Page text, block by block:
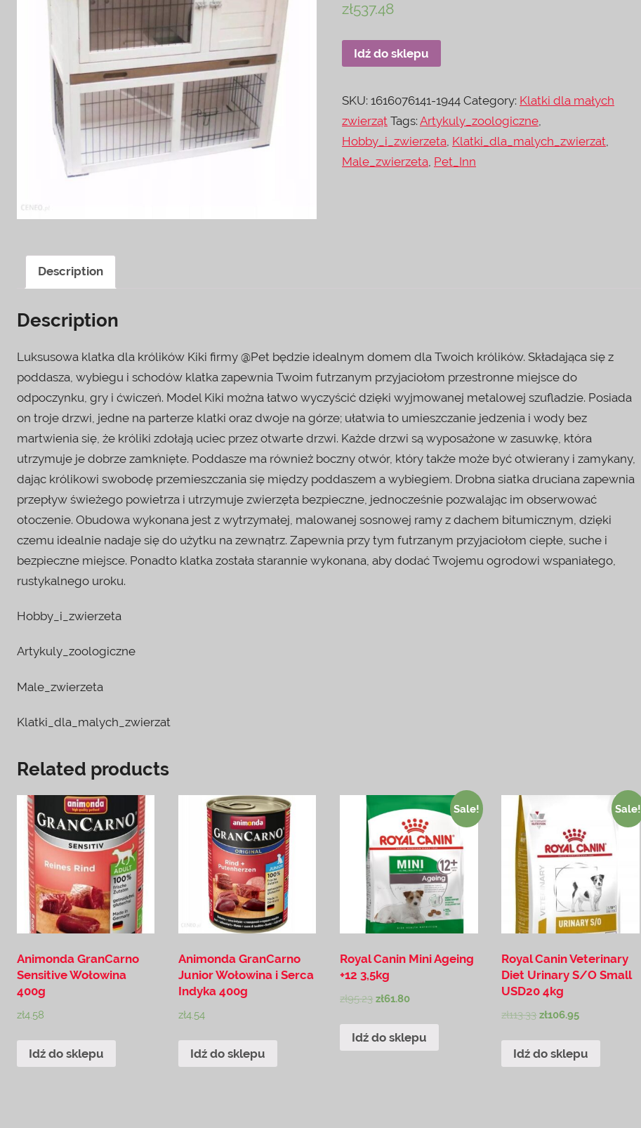
zł537.48
Idź do sklepu
SKU:1616076141-1944 Category: Klatki dla małych
zwierząt Tags:Artykuly_zoologiczne,
Hobby_i_zwierzeta, Klatki_dla_malych_zwierzat,
Male_zwierzeta, Pet_Inn
Description
Description
Luksusowa klatka dla królików Kiki firmy @Pet będzie idealnym domem dla Twoich królików. Składająca się z
poddasza, wybiegu i schodów klatka zapewnia Twoim futrzanym przyjaciołom przestronne miejsce do
odpoczynku, gry i ćwiczeń. Model Kiki można łatwo wyczyścić dzięki wyjmowanej metalowej szufladzie. Posiada
on troje drzwi, jedne na parterze klatki oraz dwoje na górze; ułatwia to umieszczanie jedzenia i wody bez
martwienia się, że króliki zdołają uciec przez otwarte drzwi. Każde drzwi są wyposażone w zasuwkę, która
utrzymuje je dobrze zamknięte. Poddasze ma również boczny otwór, który także może być otwierany i zamykany,
dając królikowi swobodę przemieszczania się między poddaszem a wybiegiem. Drobna siatka druciana zapewnia
przepływ świeżego powietrza i utrzymuje zwierzęta bezpieczne, jednocześnie pozwalając im obserwować
otoczenie. Obudowa wykonana jest z wytrzymałej, malowanej sosnowej ramy z dachem bitumicznym, dzięki
czemu idealnie nadaje się do użytku na zewnątrz. Zapewnia przy tym futrzanym przyjaciołom ciepłe, suche i
bezpieczne miejsce. Ponadto klatka została starannie wykonana, aby dodać Twojemu ogrodowi wspaniałego,
rustykalnego uroku.
Hobby_i_zwierzeta
Artykuly_zoologiczne
Male_zwierzeta
Klatki_dla_malych_zwierzat
Related products
Animonda GranCarno
Sensitive Wołowina
400g
zł4.58
Idź do sklepu
Animonda GranCarno
Junior Wołowina i Serca
Indyka 400g
zł4.54
Idź do sklepu
Sale!
Royal Canin Mini Ageing
+12 3,5kg
zł95.23 zł61.80
Idź do sklepu
Sale!
Royal Canin Veterinary
Diet Urinary S/O Small
USD20 4kg
zł113.33 zł106.95
Idź do sklepu